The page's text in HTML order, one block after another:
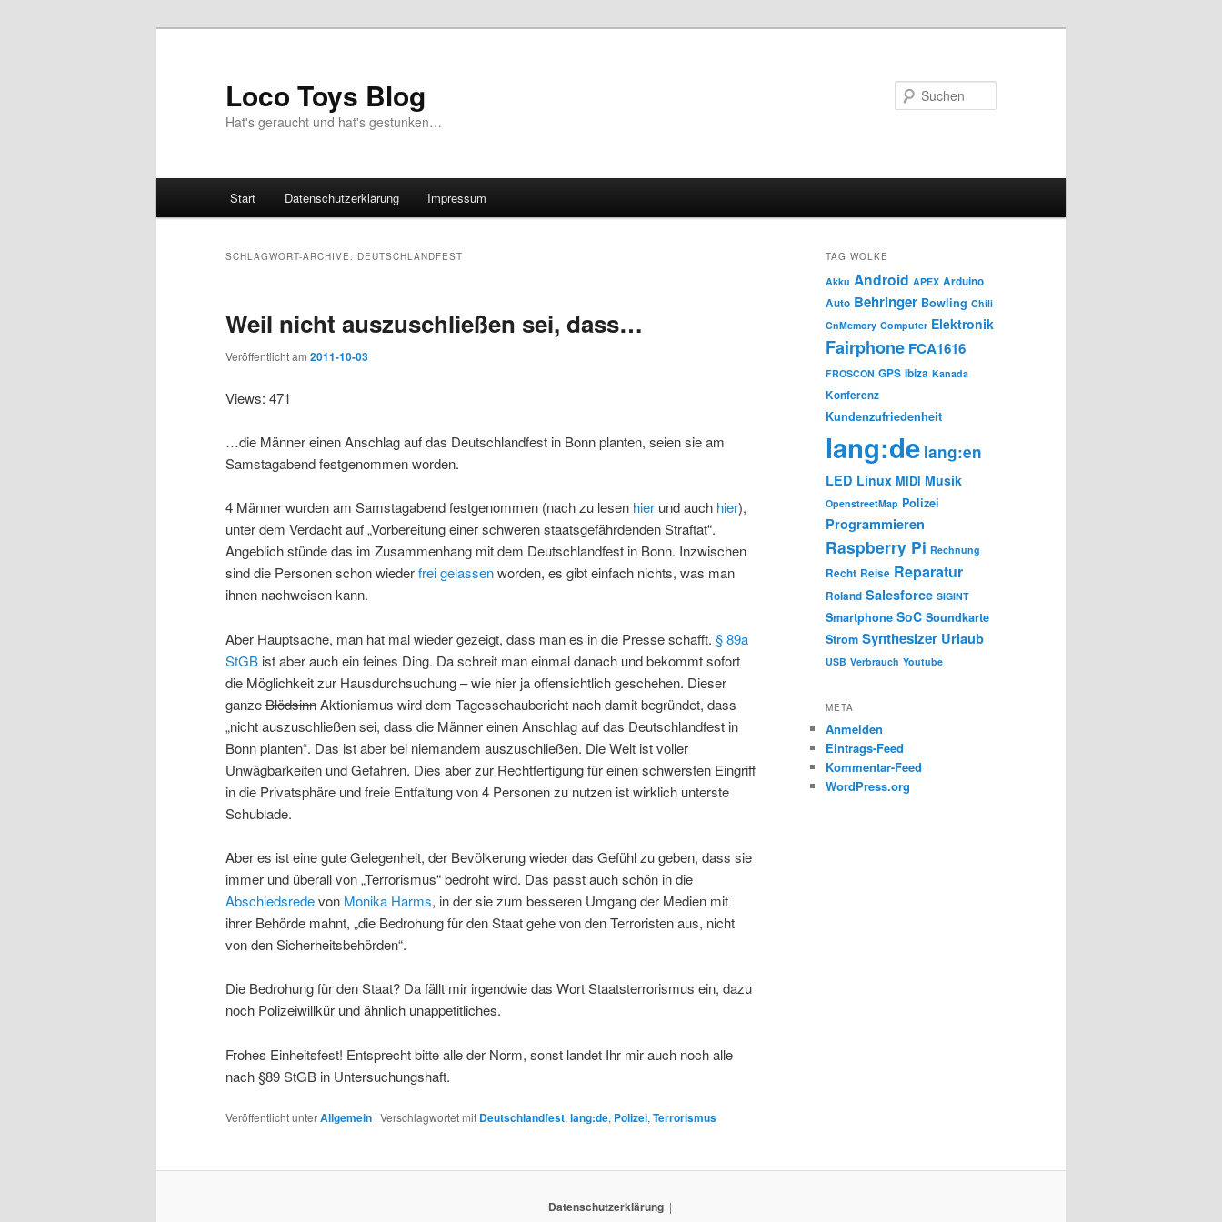
Loco Toys Blog
Hat's geraucht und hat's gestunken…
Start Datenschutzerklärung Impressum
SCHLAGWORT-ARCHIVE: DEUTSCHLANDFEST
Weil nicht auszuschließen sei, dass…
Veröffentlicht am 2011-10-03
Views: 471
…die Männer einen Anschlag auf das Deutschlandfest in Bonn planten, seien sie am
Samstagabend festgenommen worden.
4 Männer wurden am Samstagabend festgenommen (nach zu lesen hier und auch hier),
unter dem Verdacht auf „Vorbereitung einer schweren staatsgefährdenden Straftat“.
Angeblich stünde das im Zusammenhang mit dem Deutschlandfest in Bonn. Inzwischen
sind die Personen schon wiederfrei gelassenworden, es gibt einfach nichts, was man
ihnen nachweisen kann.
Aber Hauptsache, man hat mal wieder gezeigt, dass man es in die Presse schafft. § 89a
StGB ist aber auch ein feines Ding. Da schreit man einmal danach und bekommt sofort
die Möglichkeit zur Hausdurchsuchung – wie hier ja offensichtlich geschehen. Dieser
ganzeBlödsinnAktionismus wird dem Tagesschaubericht nach damit begründet, dass
„nicht auszuschließen sei, dass die Männer einen Anschlag auf das Deutschlandfest in
Bonn planten“. Das ist aber bei niemandem auszuschließen. Die Welt ist voller
Unwägbarkeiten und Gefahren. Dies aber zur Rechtfertigung für einen schwersten Eingriff
in die Privatsphäre und freie Entfaltung von 4 Personen zu nutzen ist wirklich unterste
Schublade.
Aber es ist eine gute Gelegenheit, der Bevölkerung wieder das Gefühl zu geben, dass sie
immer und überall von „Terrorismus“ bedroht wird. Das passt auch schön in die
Abschiedsredevon Monika Harms, in der sie zum besseren Umgang der Medien mit
ihrer Behörde mahnt, „die Bedrohung für den Staat gehe von den Terroristen aus, nicht
von den Sicherheitsbehörden“.
Die Bedrohung für den Staat? Da fällt mir irgendwie das Wort Staatsterrorismus ein, dazu
noch Polizeiwillkür und ähnlich unappetitliches.
Frohes Einheitsfest! Entsprecht bitte alle der Norm, sonst landet Ihr mir auch noch alle
nach §89 StGB in Untersuchungshaft.
Veröffentlicht unterAllgemein | Verschlagwortet mit Deutschlandfest, lang:de, Polizei, Terrorismus
TAG WOLKE
Akku Android APEX Arduino
Auto Behringer Bowling Chili
CnMemory Computer Elektronik
Fairphone FCA1616
FROSCON GPS Ibiza Kanada
Konferenz
Kundenzufriedenheit
lang:de lang:en
LED Linux MIDI Musik
OpenstreetMap Polizei
Programmieren
Raspberry Pi Rechnung
Recht Reise Reparatur
Roland Salesforce SIGINT
Smartphone SoC Soundkarte
Strom Synthesizer Urlaub
USB Verbrauch Youtube
META
Anmelden
Eintrags-Feed
Kommentar-Feed
WordPress.org
Datenschutzerklärung